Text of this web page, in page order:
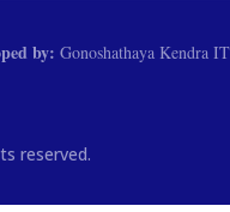
reserved.
by: Gonoshathaya Kendra IT